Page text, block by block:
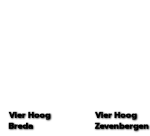
Vier Hoog
Breda
Vier Hoog
Zevenbergen